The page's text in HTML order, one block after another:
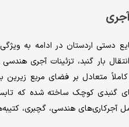
دستی اردستان در ادامه به
بار گنبد، تزئینات آجری
کاملاً متعادل بر فضای مربع
کوچک ساخته شده که
آجرکاری‌های هندسی، گچبری،